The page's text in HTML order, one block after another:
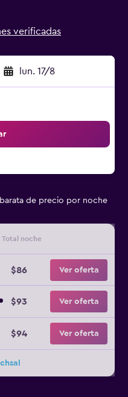
verificadas
lun. 17/8
de precio por noche
Total noche
$86 Ver oferta
$93 Ver oferta
$94 Ver oferta